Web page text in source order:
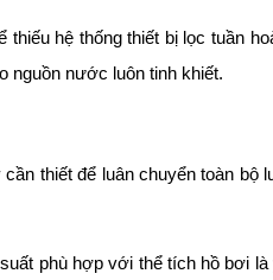
hệ thống thiết bị lọc tuần
nguồn nước luôn tinh khiết.
thiết để luân chuyển toàn
phù hợp với thể tích hồ bơi